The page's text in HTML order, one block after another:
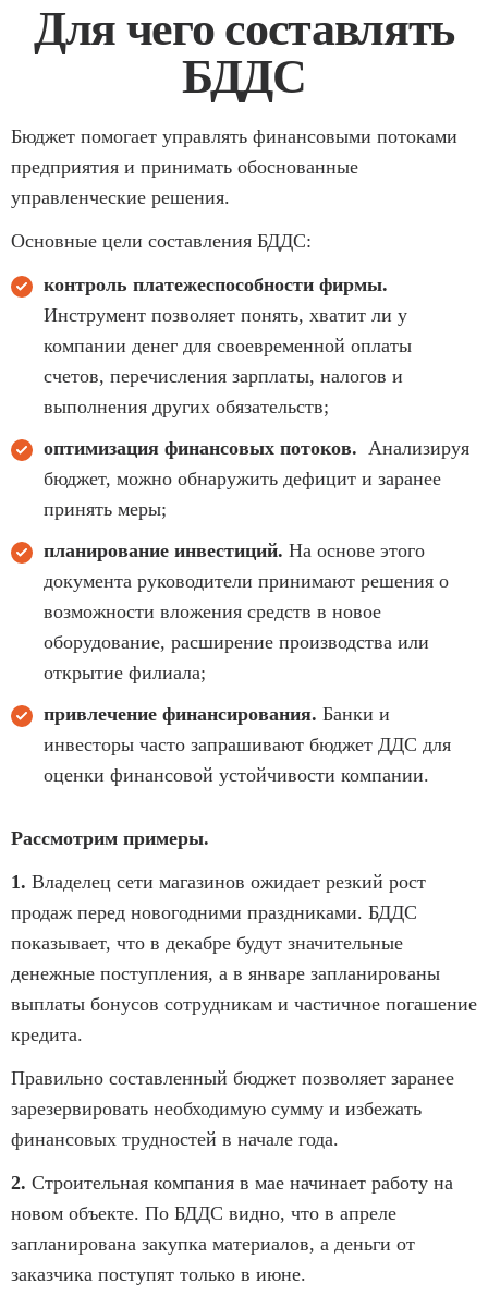
Для чего составлять
БДДС
Бюджет помогает управлять финансовыми потоками
предприятия и принимать обоснованные
управленческие решения.
Основные цели составления БДДС:
контроль платежеспособности фирмы.
Инструмент позволяет понять, хватит ли у
компании денег для своевременной оплаты
счетов, перечисления зарплаты, налогов и
выполнения других обязательств;
оптимизация финансовых потоков. Анализируя
бюджет, можно обнаружить дефицит и заранее
принять меры;
планирование инвестиций. На основе этого
документа руководители принимают решения о
возможности вложения средств в новое
оборудование, расширение производства или
открытие филиала;
привлечение финансирования. Банки и
инвесторы часто запрашивают бюджет ДДС для
оценки финансовой устойчивости компании.
Рассмотрим примеры.
1. Владелец сети магазинов ожидает резкий рост
продаж перед новогодними праздниками. БДДС
показывает, что в декабре будут значительные
денежные поступления, а в январе запланированы
выплаты бонусов сотрудникам и частичное погашение
кредита.
Правильно составленный бюджет позволяет заранее
зарезервировать необходимую сумму и избежать
финансовых трудностей в начале года.
2. Строительная компания в мае начинает работу на
новом объекте. По БДДС видно, что в апреле
запланирована закупка материалов, а деньги от
заказчика поступят только в июне.